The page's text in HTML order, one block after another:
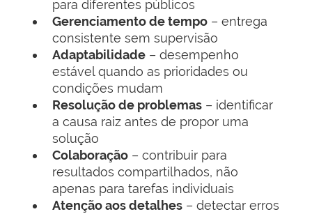
para diferentes públicos
Gerenciamento de tempo – entrega
consistente sem supervisão
Adaptabilidade – desempenho
estável quando as prioridades ou
condições mudam
Resolução de problemas – identificar
a causa raiz antes de propor uma
solução
Colaboração – contribuir para
resultados compartilhados, não
apenas para tarefas individuais
Atenção aos detalhes – detectar erros